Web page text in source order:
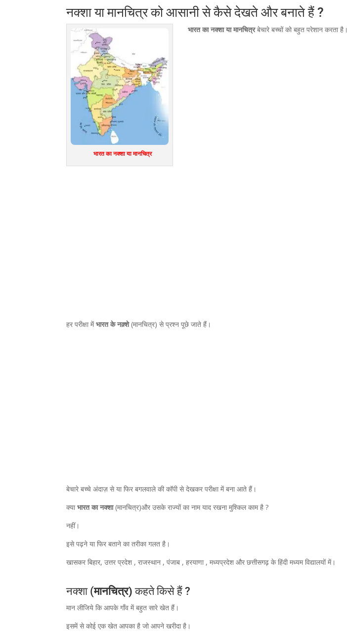
नक्शा या मानचित्र को आसानी से कैसे देखते और बनाते हैं ?
भारत का नक्शा या मानचित्र
भारत का नक्शा या मानचित्रबेचारे बच्चों को बहुत परेशान करता है।
हर परीक्षा मेंभारत के नक़्शे(मानचित्र) से प्रश्न पूछे जाते हैं।
बेचारे बच्चे अंदाज़ से या फिर बगलवाले की कॉपी से देखकर परीक्षा में बना आते हैं।
क्याभारत का नक्शा(मानचित्र)और उसके राज्यों का नाम याद रखना मुश्किल काम है ?
नहीं।
इसे पढ़ने या फिर बताने का तरीका गलत है।
खासकर बिहार, उत्तर प्रदेश , राजस्थान , पंजाब , हरयाणा , मध्यप्रदेश और छत्तीसगढ़ के हिंदी मध्यम विद्यालयों में।
नक्शा (मानचित्र) कहते किसे हैं ?
मान लीजिये कि आपके गाँव में बहुत सारे खेत हैं।
इसमें से कोई एक खेत आपका है जो आपने खरीदा है।